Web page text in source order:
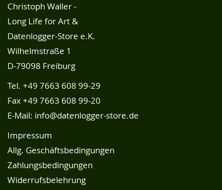
Christoph Waller -
Long Life for Art &
Datenlogger-Store e.K.
Wilhelmstraße 1
D-79098 Freiburg
Tel. +49 7663 608 99-29
Fax +49 7663 608 99-20
E-Mail: info@datenlogger-store.de
Impressum
Allg. Geschäftsbedingungen
Zahlungsbedingungen
Widerrufsbelehrung